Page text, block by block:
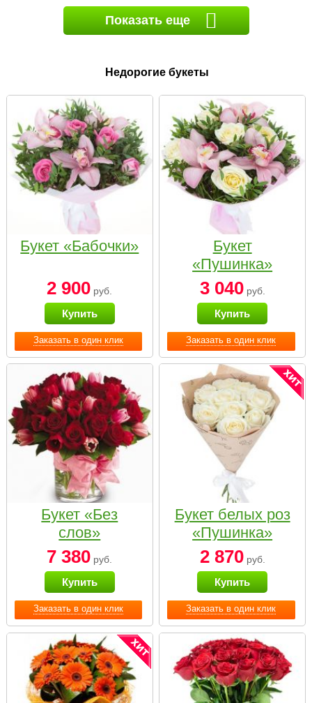
Показать еще
Недорогие букеты
Заказать в один клик
Букет «Бабочки»
2 900 руб.
Купить
Заказать в один клик
Букет
«Пушинка»
3 040руб.
Купить
Заказать в один клик
Букет «Без
слов»
7 380 руб.
Купить
Заказать в один клик
Букет белых роз
«Пушинка»
2 870руб.
Купить